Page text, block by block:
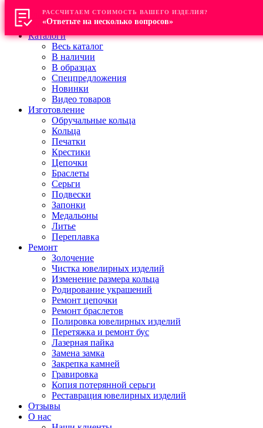
Главная
Акции
Каталоги
Весь каталог
В наличии
В образцах
Спецпредложения
Новинки
Видео товаров
Изготовление
Обручальные кольца
Кольца
Печатки
Крестики
Цепочки
Браслеты
Серьги
Подвески
Запонки
Медальоны
Литье
Переплавка
Ремонт
Золочение
Чистка ювелирных изделий
Изменение размера кольца
Родирование украшений
Ремонт цепочки
Ремонт браслетов
Полировка ювелирных изделий
Перетяжка и ремонт бус
Лазерная пайка
Замена замка
Закрепка камней
Гравировка
Копия потерянной серьги
Реставрация ювелирных изделий
Отзывы
О нас
РАССЧИТАЕМ СТОИМОСТЬ ВАШЕГО ИЗДЕЛИЯ?
«Ответьте на несколько вопросов»